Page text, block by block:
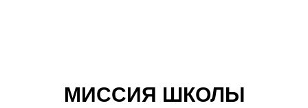
МИССИЯ ШКОЛЫ